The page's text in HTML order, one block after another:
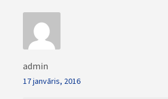
admin
17 janvāris, 2016